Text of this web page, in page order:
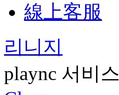
線上客服
리니지
plaync 서비스